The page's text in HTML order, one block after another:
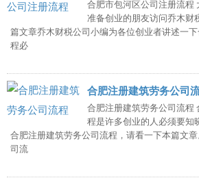
合肥市包河区公司注册流程
准备创业的朋友访问乔木财
篇文章乔木财税公司小编为各位创业者讲述一
程必
合肥注册建筑劳务公司
合肥注册建筑劳务公司流程
程是许多创业的人必须要知
合肥注册建筑劳务公司流程，请看一下本篇文
司流